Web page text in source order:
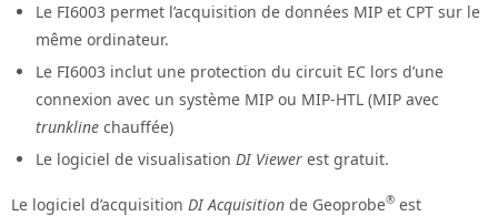
Le FI6003 permet l’acquisition de données MIP et CPT sur le
même ordinateur.
Le FI6003 inclut une protection du circuit EC lors d’une
connexion avec un système MIP ou MIP-HTL (MIP avec
trunklinechauffée)
Le logiciel de visualisationDI Viewer est gratuit.
Le logiciel d’acquisition DI Acquisition de Geoprobe® est